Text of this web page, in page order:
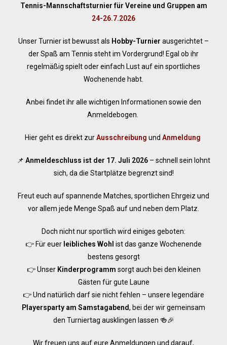
Tennis-Mannschaftsturnier für Vereine und Gruppen am
24-26.7.2026
Unser Turnier ist bewusst als Hobby-Turnier ausgerichtet –
der Spaß am Tennis steht im Vordergrund! Egal ob ihr
regelmäßig spielt oder einfach Lust auf ein sportliches
Wochenende habt.
Anbei findet ihr alle wichtigen Informationen sowie den
Anmeldebogen.
Hier geht es direkt zurAusschreibung und Anmeldung
📌 Anmeldeschluss ist der 17. Juli 2026 – schnell sein lohnt
sich, da die Startplätze begrenzt sind!
Freut euch auf spannende Matches, sportlichen Ehrgeiz und
vor allem jede Menge Spaß auf und neben dem Platz.
Doch nicht nur sportlich wird einiges geboten:
👉 Für euer leibliches Wohl ist das ganze Wochenende
bestens gesorgt
👉 Unser Kinderprogramm sorgt auch bei den kleinen
Gästen für gute Laune
👉 Und natürlich darf sie nicht fehlen – unsere legendäre
Playersparty am Samstagabend, bei der wir gemeinsam
den Turniertag ausklingen lassen 🍻🎉
Wir freuen uns auf eure Anmeldungen und darauf,